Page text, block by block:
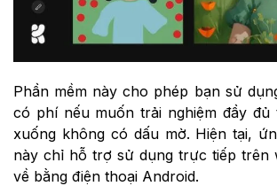
Phần mềm này cho phép bạn sử
có phí nếu muốn trải nghiệm đầy đủ
xuống không có dấu mờ. Hiện tại,
này chỉ hỗ trợ sử dụng trực tiếp trên
về bằng điện thoại Android.